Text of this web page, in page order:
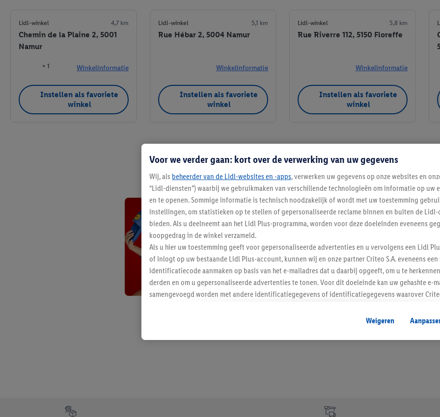
Lidl-winkel 4,7 km
Chemin de la Plaine 2, 5001
Namur
+ 1 Winkelinformatie
Instellen als favoriete
winkel
Lidl-winkel 5,1 km
Rue Hébar 2, 5004 Namur
Winkelinformatie
Instellen als favoriete
winkel
Lidl-winkel 5,8 km
Rue Riverre 112, 5150 Floreffe
Winkelinformatie
Instellen als favoriete
winkel
Instellen als favoriete winkel
Blijf op de
Inschrijven
Footerelement met de verschillende USPs van Lidl.be
Voor we verder gaan: kort over de verwerking van uw gegevens
Wij, als beheerder van de Lidl-websites en -apps, verwerken uw gegevens op onze websites en
“Lidl-diensten”) waarbij we gebruikmaken van verschillende technologieën om informatie op uw
en te openen. Sommige informatie is technisch noodzakelijk of wordt met uw toestemming
instellingen, om statistieken op te stellen of gepersonaliseerde reclame binnen en buiten de Lidl-
bieden. Als u deelneemt aan het Lidl Plus-programma, worden voor deze doeleinden eveneens
koopgedrag in de winkel verzameld.
Als u hier uw toestemming geeft voor gepersonaliseerde advertenties en u vervolgens een Lidl
of inlogt op uw bestaande Lidl Plus-account, kunnen wij en onze partner Criteo S.A. eveneens
identificatiecode aanmaken op basis van het e-mailadres dat u daarbij opgeeft, om u te
derden en om u gepersonaliseerde advertenties te tonen. Voor dit doeleinde kan uw gehashte e-
samengevoegd worden met andere identificatiegegevens of identificatiegegevens waarover
Als u hiermee akkoord gaat, kunnen advertenties in het kader van retargeting, d.w.z. advertenties
u interesse hebt getoond (bijvoorbeeld door het product in de webshop aan uw winkelmandje toe
niet te kopen), ook op verschillende apparaten en verschillende Lidl-diensten worden
waaronder de bewaartermijn van de gegevens en uw recht om uw toestemming te allen tijde met
Weigeren